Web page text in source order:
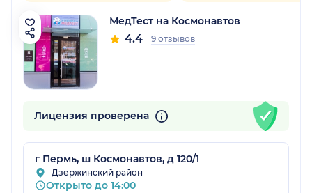
МедТест на Космонавтов
4.4 9 отзывов
Лицензия проверена
г Пермь, ш Космонавтов, д 120/1
Дзержинский район
Открыто до 14:00